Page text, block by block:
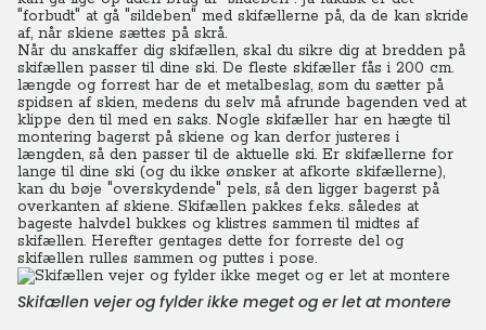
"forbudt" at gå "sildeben" med skifællerne på, da de kan skride
af, når skiene sættes på skrå.
Når du anskaffer dig skifællen, skal du sikre dig at bredden på
skifællen passer til dine ski. De fleste skifæller fås i 200 cm.
længde og forrest har de et metalbeslag, som du sætter på
spidsen af skien, medens du selv må afrunde bagenden ved at
klippe den til med en saks. Nogle skifæller har en hægte til
montering bagerst på skiene og kan derfor justeres i
længden, så den passer til de aktuelle ski. Er skifællerne for
lange til dine ski (og du ikke ønsker at afkorte skifællerne),
kan du bøje "overskydende" pels, så den ligger bagerst på
overkanten af skiene. Skifællen pakkes f.eks. således at
bageste halvdel bukkes og klistres sammen til midtes af
skifællen. Herefter gentages dette for forreste del og
skifællen rulles sammen og puttes i pose.
Skifællen vejer og fylder ikke meget og er let at montere